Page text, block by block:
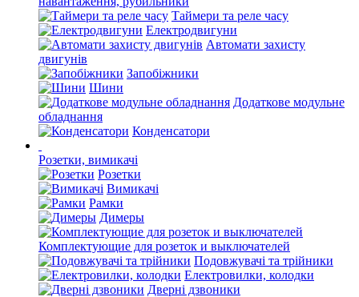
Таймери та реле часу
Електродвигуни
Автомати захисту
двигунів
Запобіжники
Шини
Додаткове модульне
обладнання
Конденсатори
Розетки, вимикачі
Розетки
Вимикачі
Рамки
Димеры
Комплектующие для розеток и выключателей
Подовжувачі та трійники
Електровилки, колодки
Дверні дзвоники